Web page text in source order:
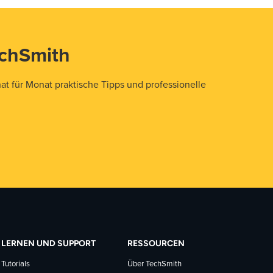
für Monat praktische Tipps und professionelle
LERNEN UND SUPPORT
Tutorials
RESSOURCEN
Über TechSmith